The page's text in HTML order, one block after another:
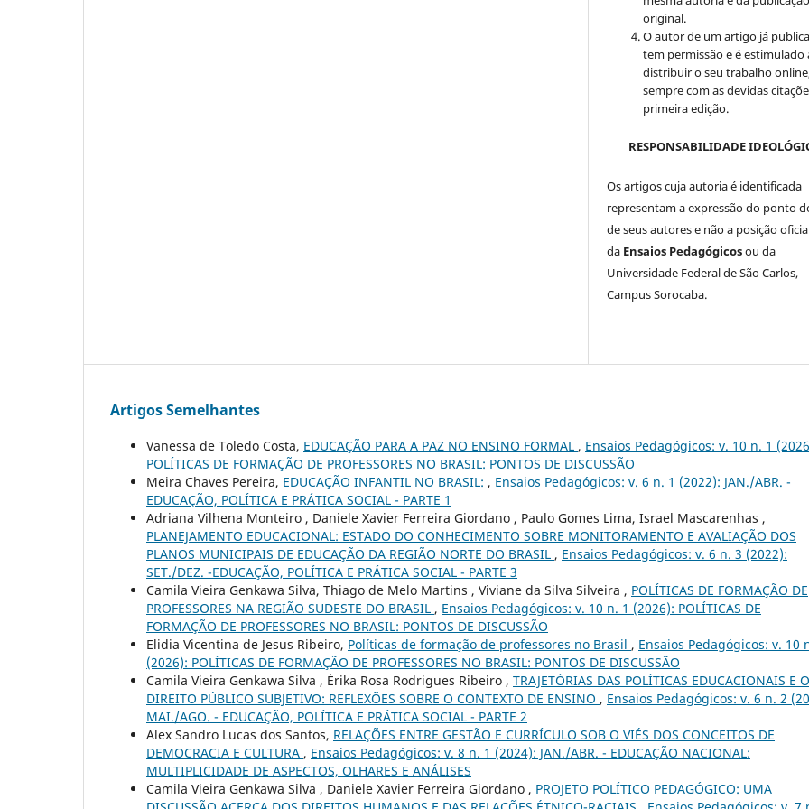
original.
O autor de um artigo já
tem permissão e é estimulado
distribuir o seu trabalho
sempre com as devidas
primeira edição.
RESPONSABILIDADE
Os artigos cuja autoria é identificada
representam a expressão do ponto
de seus autores e não a posição
da Ensaios Pedagógicosou da
Universidade Federal de São Carlos,
Campus Sorocaba.
Artigos Semelhantes
Vanessa de Toledo Costa, EDUCAÇÃO PARA A PAZ NO ENSINO FORMAL , Ensaios Pedagógicos: v. 10 n. 1
POLÍTICAS DE FORMAÇÃO DE PROFESSORES NO BRASIL: PONTOS DE DISCUSSÃO
Meira Chaves Pereira, EDUCAÇÃO INFANTIL NO BRASIL: , Ensaios Pedagógicos: v. 6 n. 1 (2022): JAN./ABR. -
EDUCAÇÃO, POLÍTICA E PRÁTICA SOCIAL - PARTE 1
Adriana Vilhena Monteiro , Daniele Xavier Ferreira Giordano , Paulo Gomes Lima, Israel Mascarenhas ,
PLANEJAMENTO EDUCACIONAL: ESTADO DO CONHECIMENTO SOBRE MONITORAMENTO E AVALIAÇÃO DOS
PLANOS MUNICIPAIS DE EDUCAÇÃO DA REGIÃO NORTE DO BRASIL , Ensaios Pedagógicos: v. 6 n. 3 (2022):
SET./DEZ. -EDUCAÇÃO, POLÍTICA E PRÁTICA SOCIAL - PARTE 3
Camila Vieira Genkawa Silva, Thiago de Melo Martins , Viviane da Silva Silveira , POLÍTICAS DE FORMAÇÃO DE
PROFESSORES NA REGIÃO SUDESTE DO BRASIL , Ensaios Pedagógicos: v. 10 n. 1 (2026): POLÍTICAS DE
FORMAÇÃO DE PROFESSORES NO BRASIL: PONTOS DE DISCUSSÃO
Elidia Vicentina de Jesus Ribeiro, Políticas de formação de professores no Brasil , Ensaios Pedagógicos: v. 10
(2026): POLÍTICAS DE FORMAÇÃO DE PROFESSORES NO BRASIL: PONTOS DE DISCUSSÃO
Camila Vieira Genkawa Silva , Érika Rosa Rodrigues Ribeiro , TRAJETÓRIAS DAS POLÍTICAS EDUCACIONAIS E O
DIREITO PÚBLICO SUBJETIVO: REFLEXÕES SOBRE O CONTEXTO DE ENSINO , Ensaios Pedagógicos: v. 6 n. 2
MAI./AGO. - EDUCAÇÃO, POLÍTICA E PRÁTICA SOCIAL - PARTE 2
Alex Sandro Lucas dos Santos, RELAÇÕES ENTRE GESTÃO E CURRÍCULO SOB O VIÉS DOS CONCEITOS DE
DEMOCRACIA E CULTURA , Ensaios Pedagógicos: v. 8 n. 1 (2024): JAN./ABR. - EDUCAÇÃO NACIONAL:
MULTIPLICIDADE DE ASPECTOS, OLHARES E ANÁLISES
Camila Vieira Genkawa Silva , Daniele Xavier Ferreira Giordano , PROJETO POLÍTICO PEDAGÓGICO: UMA